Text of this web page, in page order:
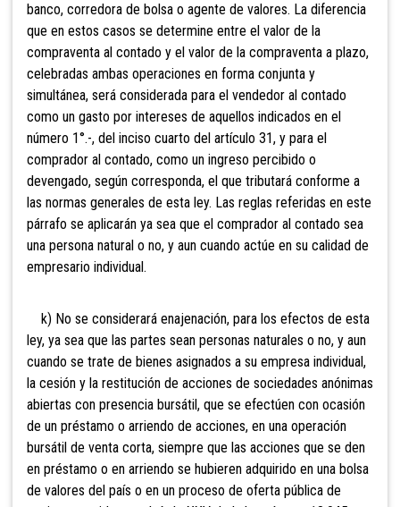
banco, corredora de bolsa o agente de valores. La diferencia
que en estos casos se determine entre el valor de la
compraventa al contado y el valor de la compraventa a plazo,
celebradas ambas operaciones en forma conjunta y
simultánea, será considerada para el vendedor al contado
como un gasto por intereses de aquellos indicados en el
número 1°.-, del inciso cuarto del artículo 31, y para el
comprador al contado, como un ingreso percibido o
devengado, según corresponda, el que tributará conforme a
las normas generales de esta ley. Las reglas referidas en este
párrafo se aplicarán ya sea que el comprador al contado sea
una persona natural o no, y aun cuando actúe en su calidad de
empresario individual.
k) No se considerará enajenación, para los efectos de esta
ley, ya sea que las partes sean personas naturales o no, y aun
cuando se trate de bienes asignados a su empresa individual,
la cesión y la restitución de acciones de sociedades anónimas
abiertas con presencia bursátil, que se efectúen con ocasión
de un préstamo o arriendo de acciones, en una operación
bursátil de venta corta, siempre que las acciones que se den
en préstamo o en arriendo se hubieren adquirido en una bolsa
de valores del país o en un proceso de oferta pública de